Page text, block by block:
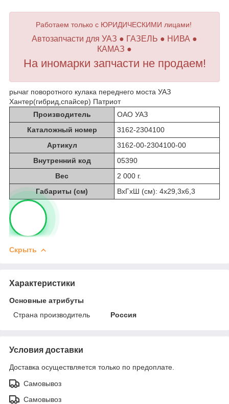
Работаем только с ЮРИДИЧЕСКИМИ лицами!
Автозапчасти для УАЗ ● ГАЗЕЛЬ ● НИВА ●
КАМАЗ ●
На иномарки запчасти не продаем!
рычаг поворотного кулака переднего моста УАЗ
Хантер(гибрид,спайсер) Патриот
Производитель
ОАО УАЗ
Каталожный номер
3162-2304100
Артикул
3162-00-2304100-00
Внутренний код
05390
Вес
2 000 г.
Габариты (см)
ВхГхШ (см): 4х29,3х6,3
Скрыть
Характеристики
Основные атрибуты
Страна производитель
Россия
Условия доставки
Доставка осуществляется только по предоплате.
Самовывоз
Самовывоз